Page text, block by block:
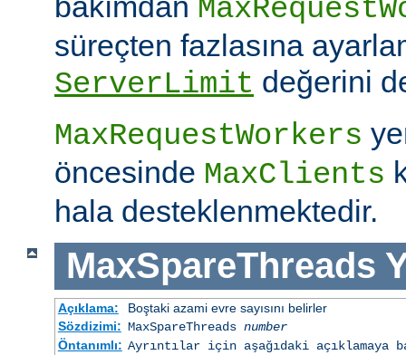
süreçten fazlasına
ServerLimit değerini
MaxRequestWorkers
öncesinde MaxClients
hala desteklenmektedir.
MaxSpareThreads
Açıklama:
Boştaki azami evre sayısını belirler
Sözdizimi: MaxSpareThreads number
Öntanımlı: Ayrıntılar için aşağıdaki açıklamaya